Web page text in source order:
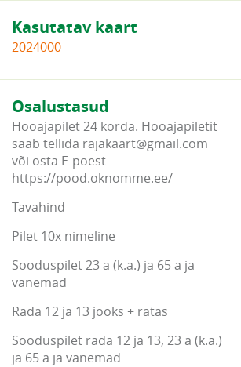
Kasutatav kaart
2024000
Osalustasud
Hooajapilet 24 korda. Hooajapiletit
saab tellida rajakaart@gmail.com
või osta E-poest
https://pood.oknomme.ee/
Tavahind
Pilet 10x nimeline
Sooduspilet 23 a (k.a.) ja 65 a ja
vanemad
Rada 12 ja 13 jooks + ratas
Sooduspilet rada 12 ja 13, 23 a (k.a.)
ja 65 a ja vanemad